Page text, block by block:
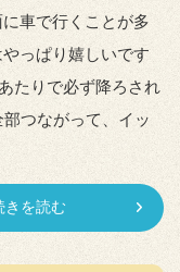
車で行くことが多
っぱり嬉しいです
たりで必ず降ろされ
つながって、イッ
きを読む